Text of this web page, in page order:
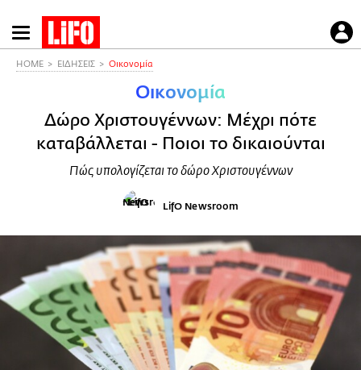
Παράκαμψη
προς
HOME ΕΙΔΗΣΕΙΣ Οικονομία
Οικονομία
Δώρο Χριστουγέννων: Μέχρι πότε
καταβάλλεται - Ποιοι το δικαιούνται
Πώς υπολογίζεται το δώρο Χριστουγέννων
LifO Newsroom